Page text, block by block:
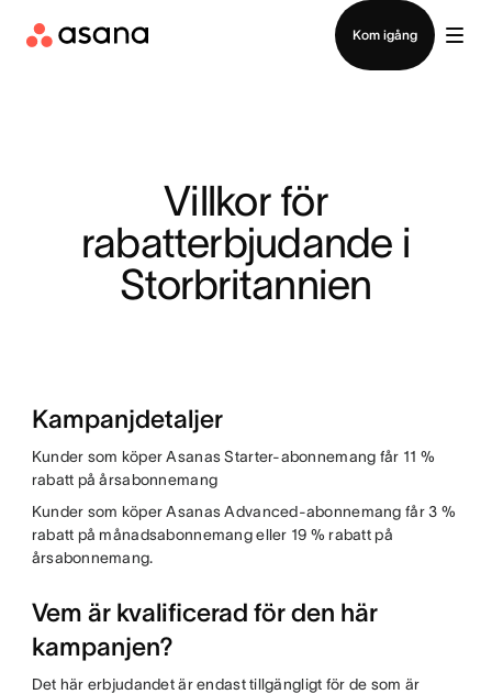
Kom igång
Villkor för
rabatterbjudande i
Storbritannien
Kampanjdetaljer
Kunder som köper Asanas Starter-abonnemang får 11 %
rabatt på årsabonnemang
Kunder som köper Asanas Advanced-abonnemang får 3 %
rabatt på månadsabonnemang eller 19 % rabatt på
årsabonnemang.
Vem är kvalificerad för den här
kampanjen?
Det här erbjudandet är endast tillgängligt för de som är